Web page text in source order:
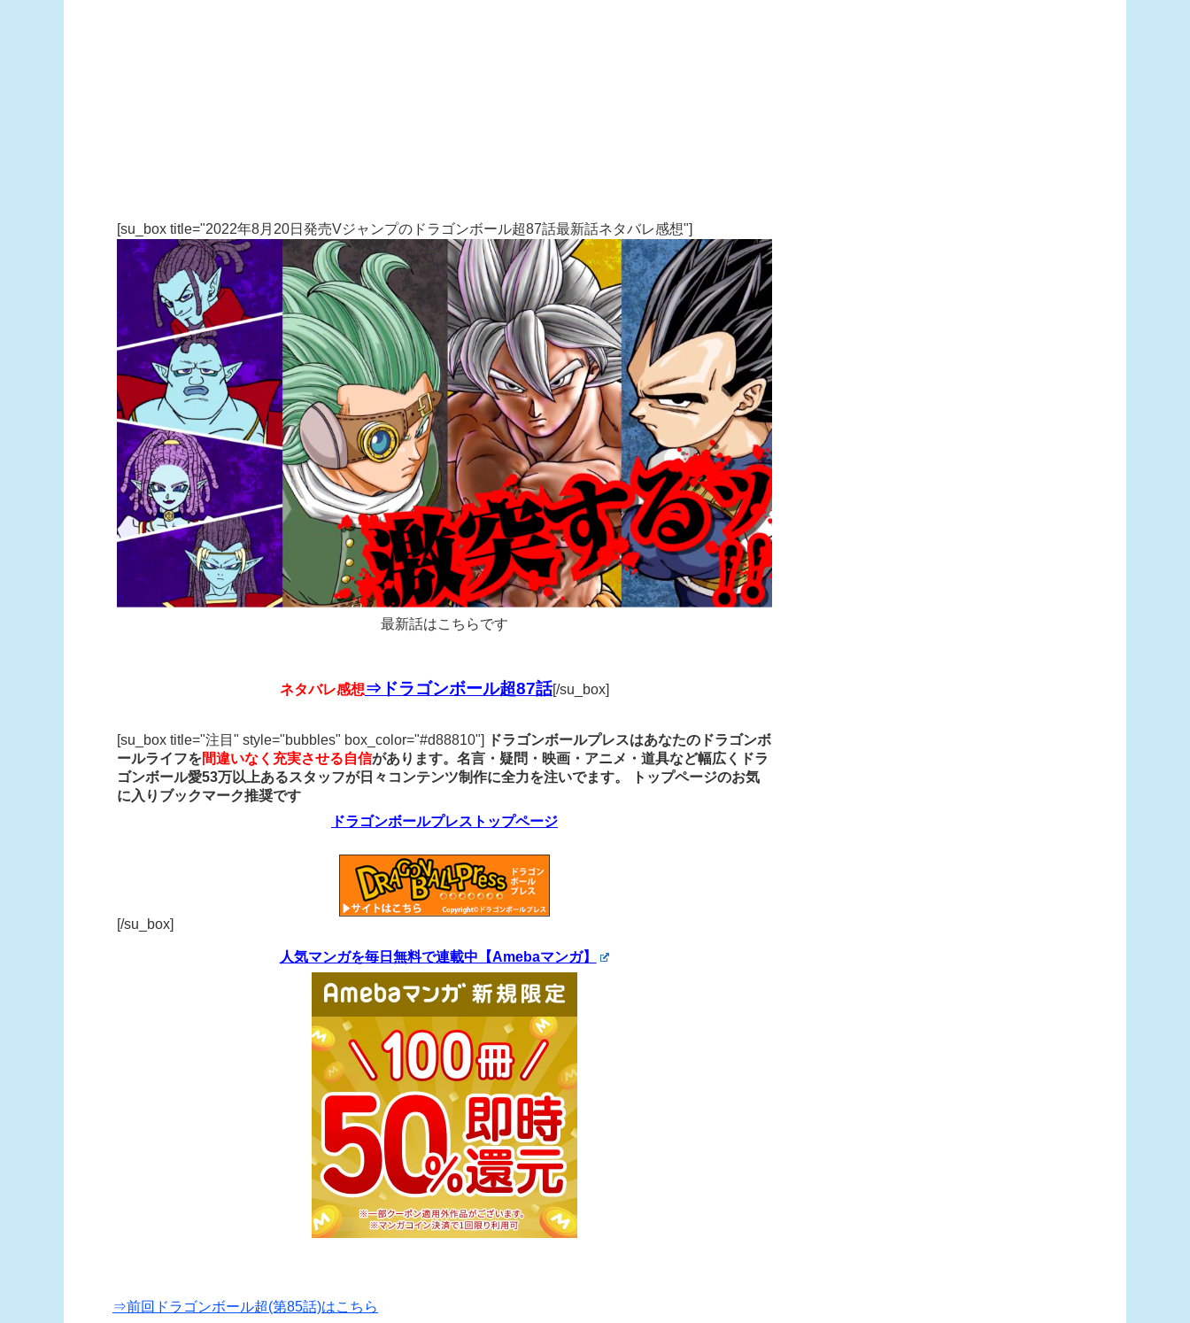
[su_box title="2022年8月20日発売Vジャンプのドラゴンボール超87話最新話ネタバレ感想"]
最新話はこちらです
ネタバレ感想⇒ドラゴンボール超87話[/su_box]
[su_box title="注目" style="bubbles" box_color="#d88810"]
ドラゴンボールプレスはあなたのドラゴンボ
ールライフを間違いなく充実させる自信があります。名言・疑問・映画・アニメ・道具など幅広くドラ
ゴンボール愛53万以上あるスタッフが日々コンテンツ制作に全力を注いでます。
トップページのお気
に入りブックマーク推奨です
ドラゴンボールプレストップページ
[/su_box]
人気マンガを毎日無料で連載中【Amebaマンガ】
⇒前回ドラゴンボール超(第85話)はこちら